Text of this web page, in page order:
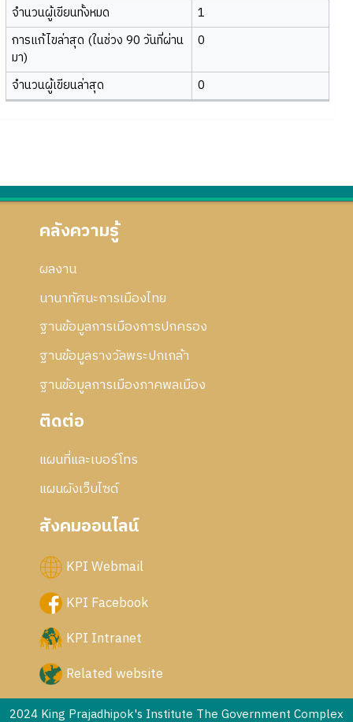
จำนวนผู้เขียนทั้งหมด
1
การแก้ไขล่าสุด (ในช่วง 90 วันที่ผ่าน
มา)
0
จำนวนผู้เขียนล่าสุด 0
คลังความรู้
ผลงาน
นานาทัศนะการเมืองไทย
ฐานข้อมูลการเมืองการปกครอง
ฐานข้อมูลรางวัลพระปกเกล้า
ฐานข้อมูลการเมืองภาคพลเมือง
ติดต่อ
แผนที่และเบอร์โทร
แผนผังเว็บไซด์
สังคมออนไลน์
KPI Webmail
KPI Facebook
KPI Intranet
Related website
2024 King Prajadhipok's Institute The Government Complex